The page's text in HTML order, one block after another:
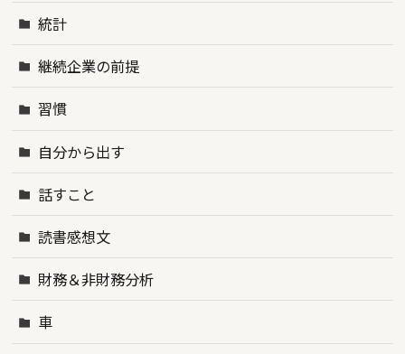
統計
継続企業の前提
習慣
自分から出す
話すこと
読書感想文
財務＆非財務分析
車